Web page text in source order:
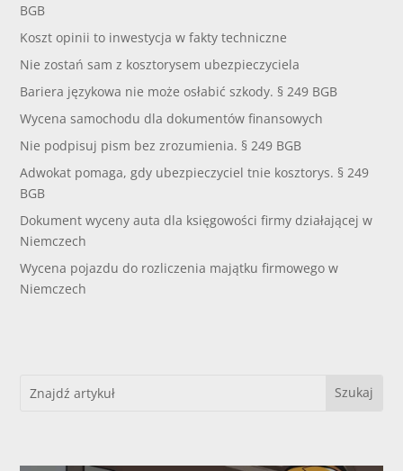
BGB
Koszt opinii to inwestycja w fakty techniczne
Nie zostań sam z kosztorysem ubezpieczyciela
Bariera językowa nie może osłabić szkody. § 249 BGB
Wycena samochodu dla dokumentów finansowych
Nie podpisuj pism bez zrozumienia. § 249 BGB
Adwokat pomaga, gdy ubezpieczyciel tnie kosztorys. § 249
BGB
Dokument wyceny auta dla księgowości firmy działającej w
Niemczech
Wycena pojazdu do rozliczenia majątku firmowego w
Niemczech